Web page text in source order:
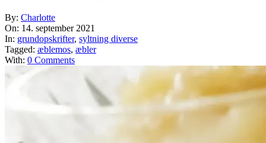
By: Charlotte
On: 14. september 2021
In: grundopskrifter, syltning diverse
Tagged: æblemos, æbler
With: 0 Comments